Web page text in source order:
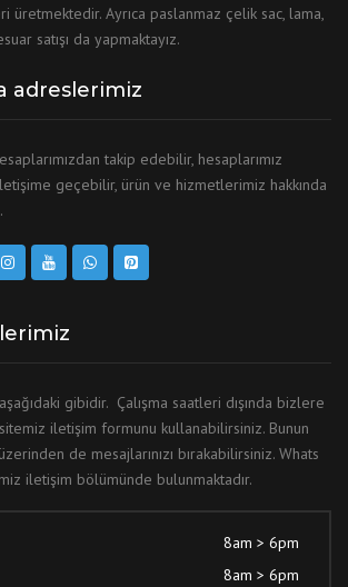
üretmektedir. Ayrıca paslanmaz çelik sac, lama,
satışı da yapmaktayız.
adreslerimiz
takip edebilir, hesaplarımız
geçebilir, ürün ve hizmetlerimiz hakkında
gibidir. Çalışma saatleri dışında bizlere
iletişim formunu kullanabilirsiniz. Bunun
de mesajlarınızı bırakabilirsiniz. Whats
iletişim bölümünde bulunmaktadır.
8am > 6pm
8am > 6pm